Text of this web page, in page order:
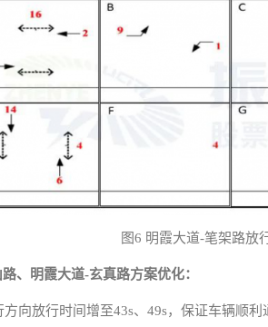
图6 明霞大道-笔架路放
、明霞大道-玄真路方案优化：
向放行时间增至43s、49s，保证车辆顺利